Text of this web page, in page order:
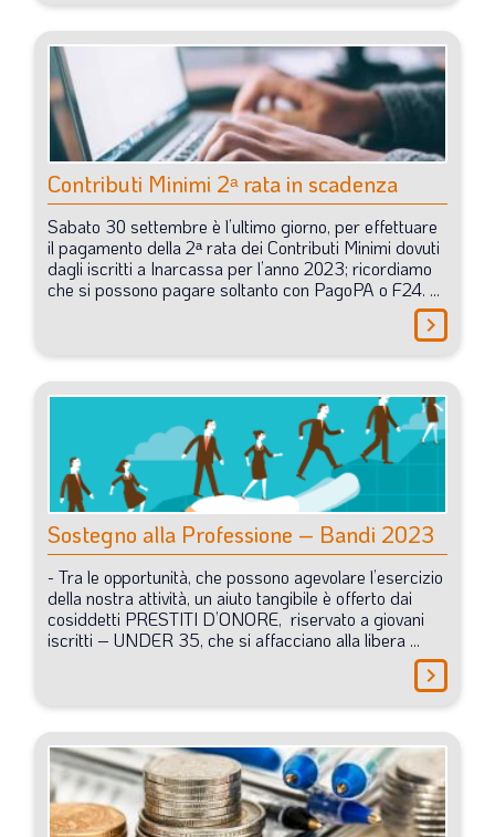
Contributi Minimi 2ᵃ rata in scadenza
Sabato 30 settembre è l’ultimo giorno, pereffettuare
il pagamento della 2ᵃrata dei Contributi Minimi dovuti
dagli iscritti a Inarcassa perl’anno 2023; ricordiamo
che si possono pagare soltanto con PagoPA o F24. ...
chevron_right
Sostegno alla Professione – Bandi 2023
- Tra le opportunità, che possono agevolare l’esercizio
della nostra attività, un aiuto tangibile è offerto dai
cosiddetti PRESTITI D’ONORE, riservato a giovani
iscritti – UNDER 35, che si affacciano alla libera ...
chevron_right